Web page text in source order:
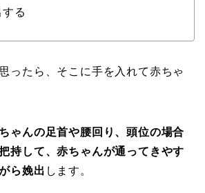
る
ったら、そこに手を入れて赤ちゃ
ゃんの足首や腰回り、頭位の場合
持して、赤ちゃんが通ってきやす
ら娩出 します。